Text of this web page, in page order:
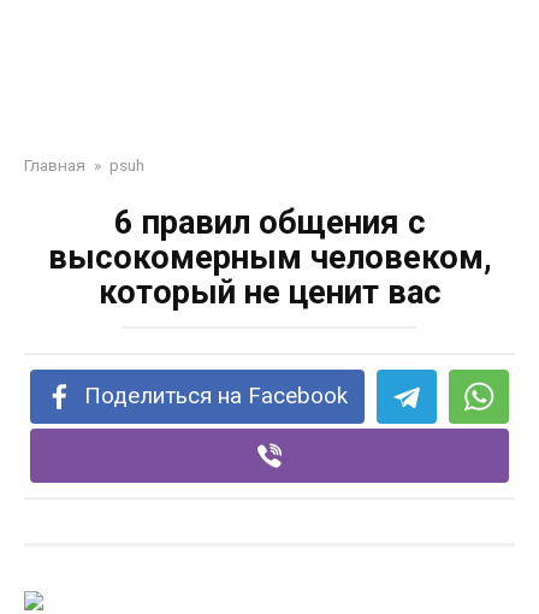
Главная » psuh
6 правил общения с
высокомерным человеком,
который не ценит вас
Поделиться на Facebook